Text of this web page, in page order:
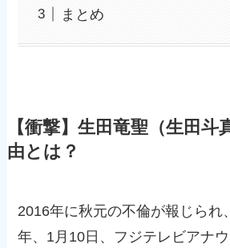
まとめ
【衝撃】生田竜聖（生田斗
由とは？
2016年に秋元の不倫が報じられ
年、1月10日、フジテレビアナ